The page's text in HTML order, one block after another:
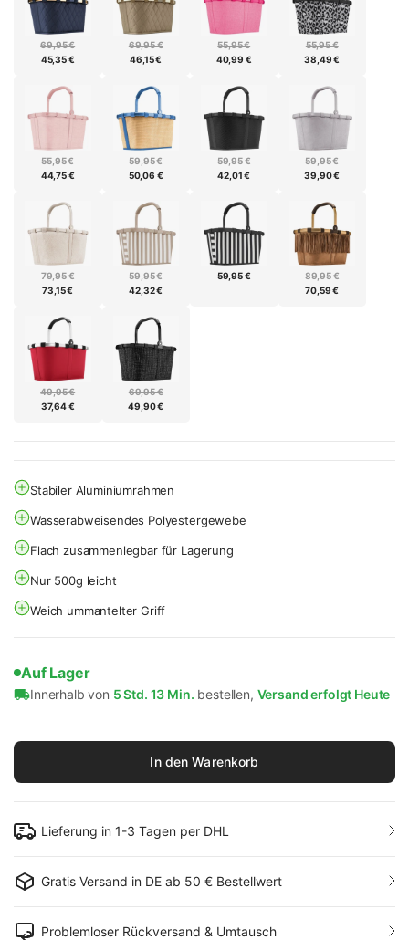
69,95 €
45,35 €
69,95 €
46,15 €
55,95 €
40,99 €
55,95 €
38,49 €
55,95 €
44,75 €
59,95 €
50,06 €
59,95 €
42,01 €
59,95 €
39,90 €
79,95 €
73,15 €
59,95 €
42,32 €
59,95 €
89,95 €
70,59 €
49,95 €
37,64 €
69,95 €
49,90 €
Stabiler Aluminiumrahmen
Wasserabweisendes Polyestergewebe
Flach zusammenlegbar für Lagerung
Nur 500g leicht
Weich ummantelter Griff
Auf Lager
Innerhalb von 5 Std. 13 Min. bestellen, Versand erfolgt Heute
In den Warenkorb
Lieferung in 1-3 Tagen per DHL
Gratis Versand in DE ab 50 € Bestellwert
Problemloser Rückversand & Umtausch